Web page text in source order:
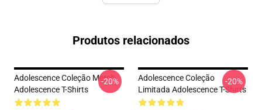
Produtos relacionados
Adolescence Coleção Merch
Adolescence T-Shirts
-20%
Adolescence Coleção
Limitada Adolescence T-Shirts
-20%